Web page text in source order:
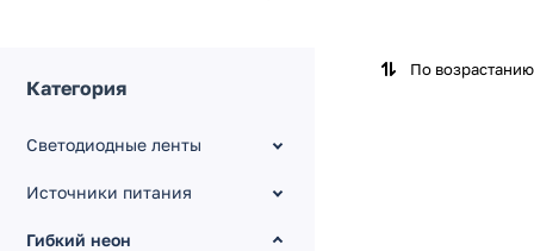
По
Категория
Светодиодные ленты
Источники питания
Гибкий неон